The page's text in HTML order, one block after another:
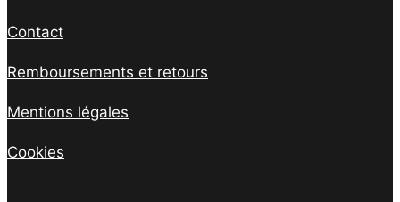
Contact
Remboursements et retours
Mentions légales
Cookies